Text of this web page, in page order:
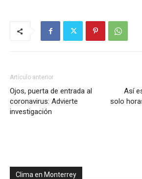
Artículo anterior
Ojos, puerta de entrada al
coronavirus: Advierte
investigación
Así
solo
Clima en Monterrey